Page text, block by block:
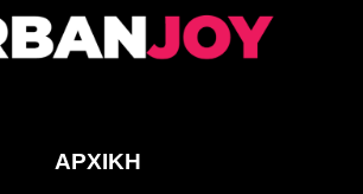
ΑΡΧΙΚΗ